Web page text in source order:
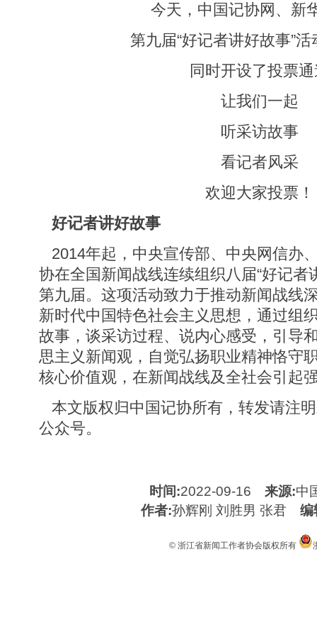
今天，中国记协网、新
第九届“好记者讲好故事”
同时开设了投票
让我们一起
听采访故事
看记者风采
欢迎大家投票！
好记者讲好故事
2014年起，中央宣传部、中央网信办
协在全国新闻战线连续组织八届“好记者
第九届。这项活动致力于推动新闻战线
新时代中国特色社会主义思想，通过组
故事，谈采访过程、说内心感受，引导
思主义新闻观，自觉弘扬职业精神恪守
核心价值观，在新闻战线及全社会引起
本文版权归中国记协所有，转发请注明
公众号。
时间:2022-09-16来源:中
作者:孙辉刚 刘胜男 张君编
© 浙江省新闻工作者协会版权所有